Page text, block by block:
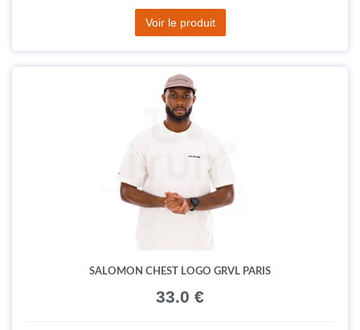
Voir le produit
SALOMON CHEST LOGO GRVL PARIS
33.0 €